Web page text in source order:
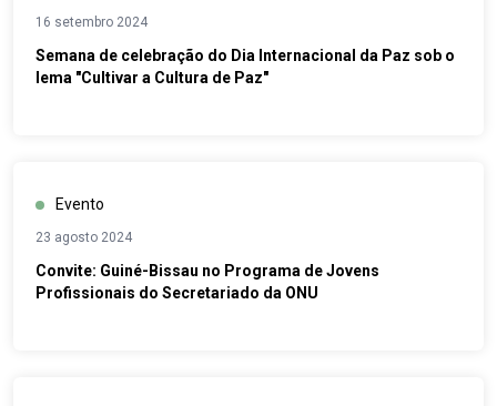
16 setembro 2024
Semana de celebração do Dia Internacional da Paz sob o
lema "Cultivar a Cultura de Paz"
Evento
23 agosto 2024
Convite: Guiné-Bissau no Programa de Jovens
Profissionais do Secretariado da ONU